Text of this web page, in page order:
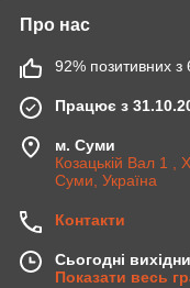
Про нас
92% позитивних з
Працює з
м. Суми
Козацькій Вал 1 ,
Суми, Україна
Контакти
Сьогодні
Показати весь